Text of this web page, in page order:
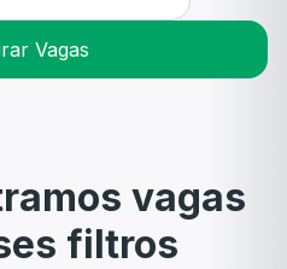
Vagas
vagas
filtros